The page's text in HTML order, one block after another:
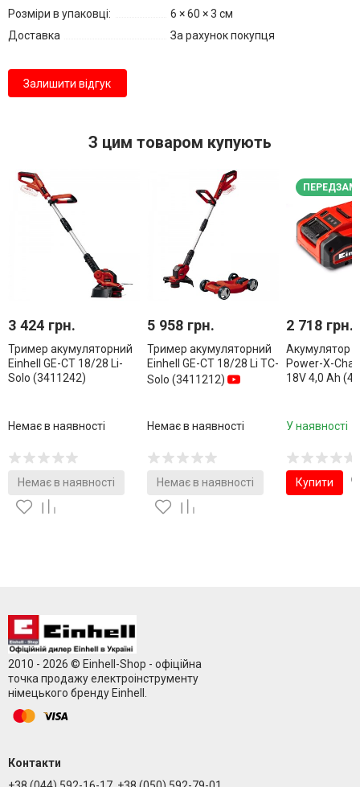
Розміри в упаковці:
6 × 60 × 3 см
Доставка
За рахунок покупця
Залишити відгук
З цим товаром купують
3 424 грн.
Тример акумуляторний
Einhell GE-CT 18/28 Li-
Solo (3411242)
Немає в наявності
Немає в наявності
5 958 грн.
Тример акумуляторний
Einhell GE-CT 18/28 Li TC-
Solo (3411212)
Немає в наявності
Немає в наявності
2 718 грн.
Акумулятор
Power-X-
18V 4,0 Ah
У наявності
Купити
2010 - 2026 © Einhell-Shop - офіційна
точка продажу електроінструменту
німецького бренду Einhell.
Контакти